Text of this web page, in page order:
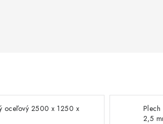
oceľový 2500 x 1250 x
2,5